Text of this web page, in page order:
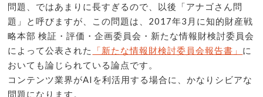
問題、ではあまりに長すぎるので、以後「アナゴさん問
題」と呼びますが、この問題は、2017年3月に知的財産戦
略本部 検証・評価・企画委員会・新たな情報財検討委員会
によって公表された
「新たな情報財検討委員会報告書」 に
おいても論じられている論点です。
コンテンツ業界がAIを利活用する場合に、かなりシビアな
問題になります。